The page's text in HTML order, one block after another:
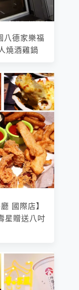
八德家樂福
燒酒雞鍋
國際店】
星贈送八吋